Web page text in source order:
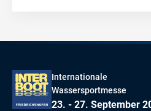
Internationale
Wassersportmesse
23. - 27. September